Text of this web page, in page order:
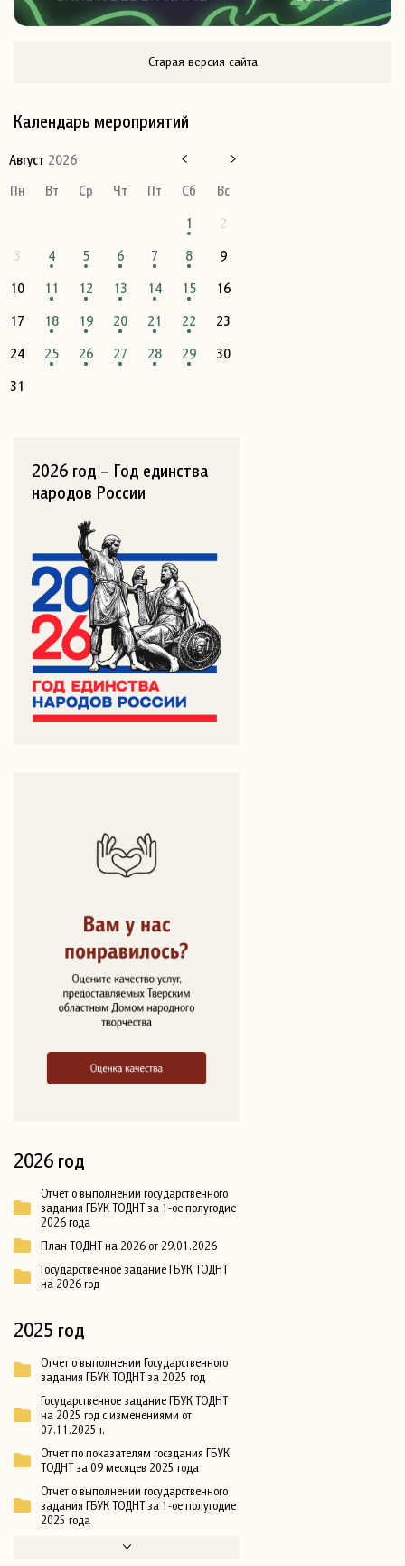
Старая версия сайта
Календарь мероприятий
Август 2026
Пн
Вт Ср Чт Пт Сб
Вс
1
2
3
4 5 6 7 8
9
10
11 12 13 14 15
16
17
18 19 20 21 22
23
24
25 26 27 28 29
30
31
2026 год – Год единства
народов России
2026 год
Отчет о выполнении государственного
задания ГБУК ТОДНТ за 1-ое полугодие
2026 года
План ТОДНТ на 2026 от 29.01.2026
Государственное задание ГБУК ТОДНТ
на 2026 год
2025 год
Отчет о выполнении Государственного
задания ГБУК ТОДНТ за 2025 год
Государственное задание ГБУК ТОДНТ
на 2025 год с изменениями от
07.11.2025 г.
Отчет по показателям госздания ГБУК
ТОДНТ за 09 месяцев 2025 года
Отчет о выполнении государственного
задания ГБУК ТОДНТ за 1-ое полугодие
2025 года